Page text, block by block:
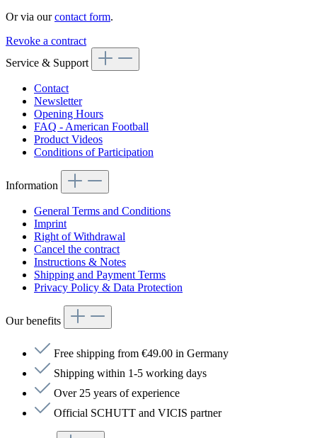
Or via ourcontact form.
Revoke a contract
Service & Support
Contact
Newsletter
Opening Hours
FAQ - American Football
Product Videos
Conditions of Participation
Information
General Terms and Conditions
Imprint
Right of Withdrawal
Cancel the contract
Instructions & Notes
Shipping and Payment Terms
Privacy Policy & Data Protection
Our benefits
Free shipping from €49.00 in Germany
Shipping within 1-5 working days
Over 25 years of experience
Official SCHUTT and VICIS partner